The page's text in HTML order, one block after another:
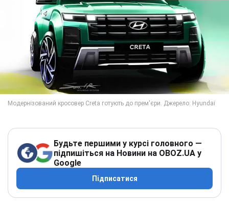
Будьте першими у курсі головного —
підпишіться на Новини на OBOZ.UA у
Google
Підписатися